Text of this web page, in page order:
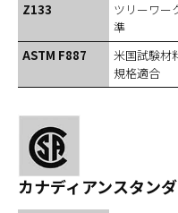
Z133
ツリーワー
準
ASTM F887
米国試験材
規格適合
カナディアンスタン